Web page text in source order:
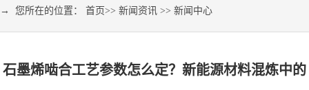
→ 您所在的位置： 首页>> 新闻资讯 >> 新闻中心
石墨烯啮合工艺参数怎么定？新能源材料混炼中的